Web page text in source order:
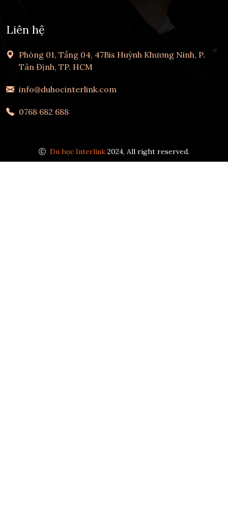
Liên hệ
Phòng 01, Tầng 04, 47Bis Huỳnh Khương Ninh, P.
Tân Định, TP. HCM
info@duhocinterlink.com
0768 682 688
Du học Interlink 2024, All right reserved.